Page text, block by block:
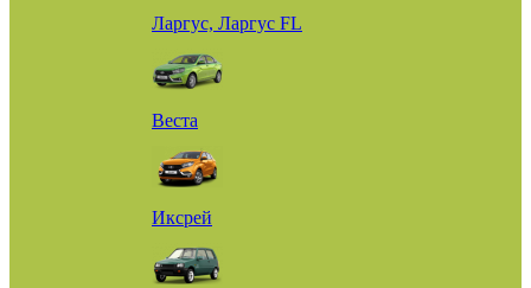
Ларгус, Ларгус FL
Веста
Иксрей